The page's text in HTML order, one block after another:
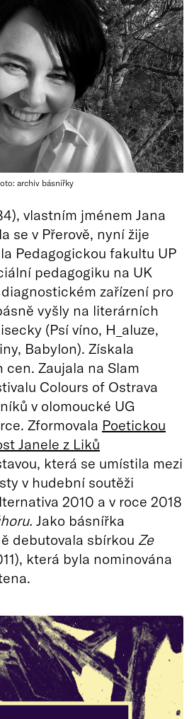
archiv básnířky
vlastním jménem Jana
se v Přerově, nyní žije
Pedagogickou fakultu UP
pedagogiku na UK
diagnostickém zařízení pro
vyšly na literárních
(Psí víno, H_aluze,
Babylon). Získala
Zaujala na Slam
Colours of Ostrava
v olomoucké UG
Zformovala Poetickou
Janele z Liků
která se umístila mezi
v hudební soutěži
2010 a v roce 2018
Jako básnířka
debutovala sbírkou Ze
která byla nominována